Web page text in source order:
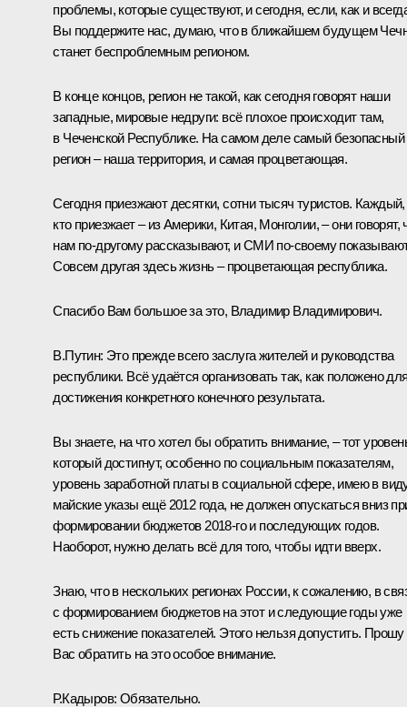
проблемы, которые существуют, и сегодня, если, как и
Вы поддержите нас, думаю, что в ближайшем будущем
станет беспроблемным регионом.
В конце концов, регион не такой, как сегодня говорят наши
западные, мировые недруги: всё плохое происходит там,
в Чеченской Республике. На самом деле самый безопасный
регион – наша территория, и самая процветающая.
Сегодня приезжают десятки, сотни тысяч туристов. Каждый,
кто приезжает – из Америки, Китая, Монголии, – они говорят,
нам по-другому рассказывают, и СМИ по-своему
Совсем другая здесь жизнь – процветающая республика.
Спасибо Вам большое за это, Владимир Владимирович.
В.Путин: Это прежде всего заслуга жителей и руководства
республики. Всё удаётся организовать так, как положено
достижения конкретного конечного результата.
Вы знаете, на что хотел бы обратить внимание, – тот
который достигнут, особенно по социальным показателям,
уровень заработной платы в социальной сфере, имею в
майские указы ещё 2012 года, не должен опускаться вниз
формировании бюджетов 2018-го и последующих годов.
Наоборот, нужно делать всё для того, чтобы идти вверх.
Знаю, что в нескольких регионах России, к сожалению, в
с формированием бюджетов на этот и следующие годы уже
есть снижение показателей. Этого нельзя допустить. Прошу
Вас обратить на это особое внимание.
Р.Кадыров: Обязательно.